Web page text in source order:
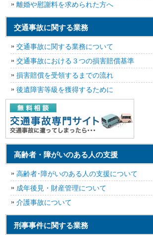
離婚や慰謝料を求められた方へ
交通事故に関する業務
交通事故に関する業務について
交通事故における３つの損害賠償基準
損害賠償を受領するまでの流れ
後遺障害等級を獲得するために
高齢者・障がいのある人の支援
高齢者･障がいのある人の支援について
成年後見・財産管理について
介護事故について
刑事事件に関する業務